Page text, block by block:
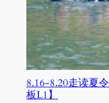
8.16-8.20走读夏
板L1】